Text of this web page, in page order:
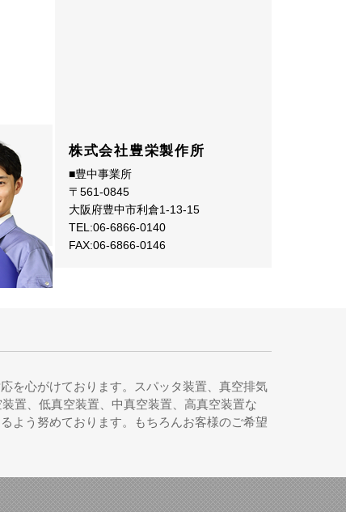
株式会社豊栄製作所
■豊中事業所
〒561-0845
大阪府豊中市利倉1-13-15
TEL:06-6866-0140
FAX:06-6866-0146
を心がけております。スパッタ装置、真空排気
置、低真空装置、中真空装置、高真空装置な
よう努めております。もちろんお客様のご希望